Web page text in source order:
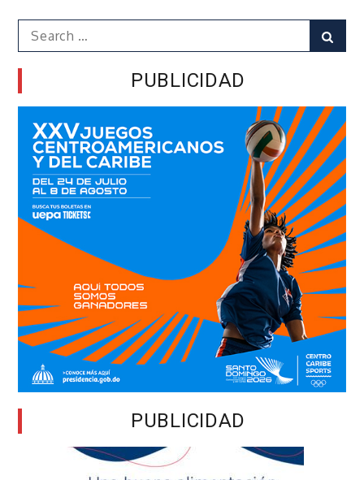
Search
for:
PUBLICIDAD
PUBLICIDAD